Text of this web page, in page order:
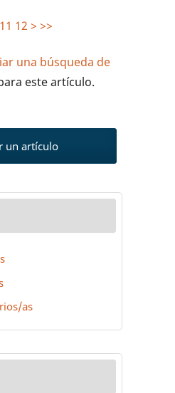
11 12 > >>
una búsqueda de
este artículo.
un artículo
as